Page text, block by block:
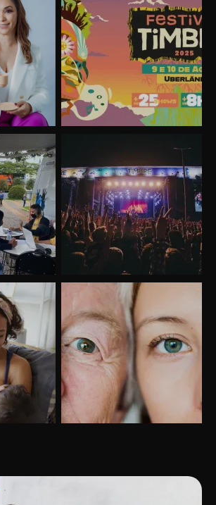
Uberlândia recebe o projeto “Experiência Rio”
no dia 17 de junho